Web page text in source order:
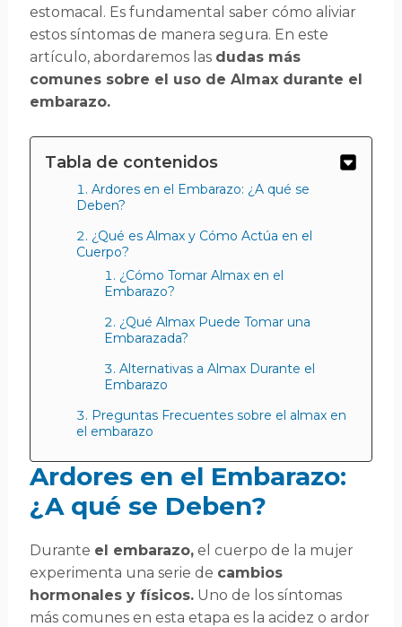
estomacal. Es fundamental saber cómo aliviar
estos síntomas de manera segura. En este
artículo, abordaremos las dudas más
comunes sobre el uso de Almax durante el
embarazo.
Tabla de contenidos
Ardores en el Embarazo: ¿A qué se
Deben?
¿Qué es Almax y Cómo Actúa en el
Cuerpo?
¿Cómo Tomar Almax en el
Embarazo?
¿Qué Almax Puede Tomar una
Embarazada?
Alternativas a Almax Durante el
Embarazo
Preguntas Frecuentes sobre el almax en
el embarazo
Ardores en el Embarazo:
¿A qué se Deben?
Durante el embarazo,el cuerpo de la mujer
experimenta una serie de cambios
hormonales y físicos.Uno de los síntomas
más comunes en esta etapa es la acidez o ardor